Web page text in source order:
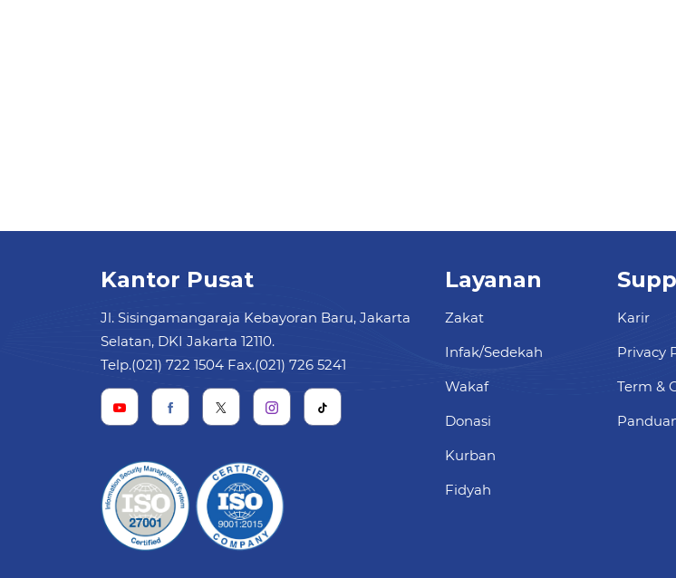
Kantor Pusat
Jl. Sisingamangaraja Kebayoran Baru, Jakarta
Selatan, DKI Jakarta 12110.
Telp.(021) 722 1504 Fax.(021) 726 5241
Layanan
Zakat
Infak/Sedekah
Wakaf
Donasi
Kurban
Fidyah
Karir
Privacy
Term &